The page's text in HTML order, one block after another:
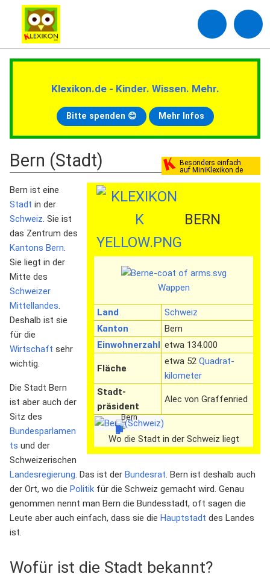
Klexikon.de - Kinder. Wissen. Mehr.
Bitte spenden 😊 Mehr Infos
Besonders einfach
auf MiniKlexikon.de
Bern (Stadt)
BERN
Wappen
Land
Schweiz
Kanton
Bern
Einwohnerzahl etwa 134.000
Fläche
etwa 52 Quadrat­
kilometer
Stadt­
präsident
Alec von Graffenried
Bern
Wo die Stadt in der Schweiz liegt
Bern ist eine
Stadt in der
Schweiz. Sie ist
das Zentrum des
Kantons Bern.
Sie liegt in der
Mitte des
Schweizer
Mittellandes.
Deshalb ist sie
für die
Wirtschaft sehr
wichtig.
Die Stadt Bern
ist aber auch der
Sitz des
Bundesparlamen
ts und der
Schweizerischen
Landesregierung. Das ist der Bundesrat. Bern ist deshalb auch
der Ort, wo die Politik für die Schweiz gemacht wird. Genau
genommen nennt man Bern die Bundesstadt, oft sagen die
Leute aber auch einfach, dass sie die Hauptstadt des Landes
ist.
Wofür ist die Stadt bekannt?